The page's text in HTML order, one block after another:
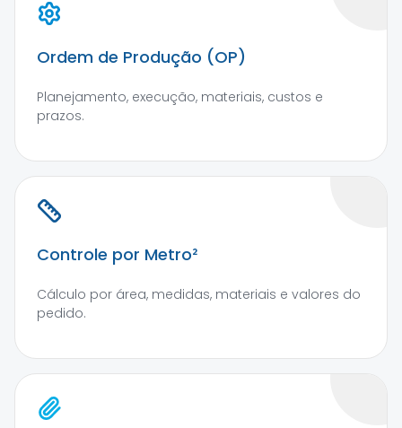
Ordem de Produção (OP)
Planejamento, execução, materiais, custos e
prazos.
Controle por Metro²
Cálculo por área, medidas, materiais e valores do
pedido.